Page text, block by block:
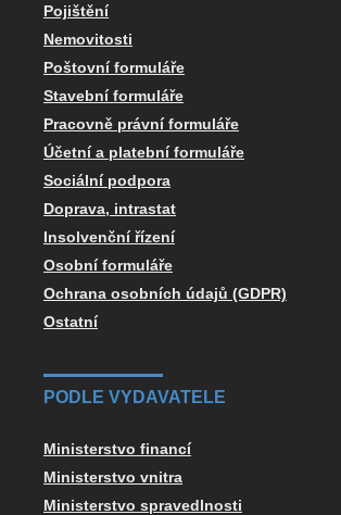
Pojištění
Nemovitosti
Poštovní formuláře
Stavební formuláře
Pracovně právní formuláře
Účetní a platební formuláře
Sociální podpora
Doprava, intrastat
Insolvenční řízení
Osobní formuláře
Ochrana osobních údajů (GDPR)
Ostatní
PODLE VYDAVATELE
Ministerstvo financí
Ministerstvo vnitra
Ministerstvo spravedlnosti